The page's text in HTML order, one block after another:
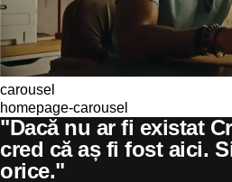
carousel
homepage-carousel
"Dacă nu ar fi existat
cred că aș fi fost aici.
orice."